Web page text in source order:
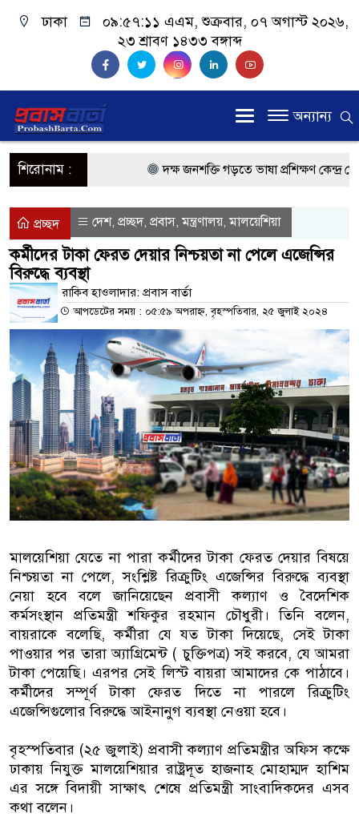
ঢাকা ০৯:৫৭:১১ এএম, শুক্রবার, ০৭ অগাস্ট ২০২৬,
২৩ শ্রাবণ ১৪৩৩ বঙ্গাব্দ
অন্যান্য
শিরোনাম : দক্ষ জনশক্তি গড়তে ভাষা প্রশিক্ষণ কেন্দ্র
প্রধানমন্ত্রী
প্রবাসী কল্যাণমন্ত্রী সিলেটের আরিফুল হক
মালয়েশিয়ায় কর্মী পাঠাতে রিক্রুটিং
মালয়েশিয়া বিমানবন্দরে ভুয়া ভিসায় আটকের
বাংলাদেশিরা
মালয়েশিয়ায় নথি জালিয়াতির অভিযোগে ৫
কুয়ালালামপুরে বিশেষ অভিযানে
আটক
ফেব্রুয়ারিতে নির্বাচন হবে বলে মনে হচ্ছে না,
আগামী নির্বাচনে প্রবাসীদের ভোটাধিকার
মালয়েশিয়ায় ড. মুহাম্মদ ইউনূসকে লাল
প্রচ্ছদ দেশ, প্রচ্ছদ, প্রবাস,মন্ত্রণালয়,মালয়েশিয়া
কর্মীদের টাকা ফেরত দেয়ার নিশ্চয়তা না পেলে এজেন্সির
বিরুদ্ধে ব্যবস্থা
রাকিব হাওলাদার: প্রবাস বার্তা
আপডেটের সময় : ০৫:৫৯ অপরাহ্ন, বৃহস্পতিবার, ২৫ জুলাই ২০২৪
মালয়েশিয়া যেতে না পারা কর্মীদের টাকা ফেরত দেয়ার বিষয়ে
নিশ্চয়তা না পেলে, সংশ্লিষ্ট রিক্রুটিং এজেন্সির বিরুদ্ধে ব্যবস্থা
নেয়া হবে বলে জানিয়েছেন প্রবাসী কল্যাণ ও বৈদেশিক
কর্মসংস্থান প্রতিমন্ত্রী শফিকুর রহমান চৌধুরী। তিনি বলেন,
বায়রাকে বলেছি, কর্মীরা যে যত টাকা দিয়েছে, সেই টাকা
পাওয়ার পর তারা অ্যাগ্রিমেন্ট ( চুক্তিপত্র) সই করবে, যে আমরা
টাকা পেয়েছি। এরপর সেই লিস্ট বায়রা আমাদের কে পাঠাবে।
কর্মীদের সম্পূর্ণ টাকা ফেরত দিতে না পারলে রিক্রুটিং
এজেন্সিগুলোর বিরুদ্ধে আইনানুগ ব্যবস্থা নেওয়া হবে।
বৃহস্পতিবার (২৫ জুলাই) প্রবাসী কল্যাণ প্রতিমন্ত্রীর অফিস কক্ষে
ঢাকায় নিযুক্ত মালয়েশিয়ার রাষ্ট্রদূত হাজনাহ মোহাম্মদ হাশিম
এর সঙ্গে বিদায়ী সাক্ষাৎ শেষে প্রতিমন্ত্রী সাংবাদিকদের এসব
কথা বলেন।